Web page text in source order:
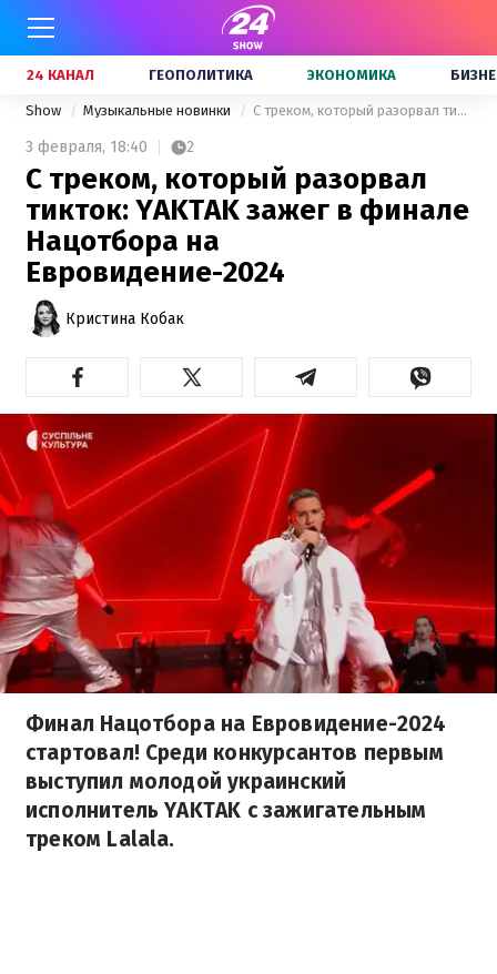
24 КАНАЛ ГЕОПОЛИТИКА ЭКОНОМИКА
Show Музыкальные новинки С треком, который разорвал тикток: YAKTAK зажег в финале Нацотбора на Евровидение-2024
3 февраля, 18:40 2
С треком, который разорвал
тикток: YAKTAK зажег в финале
Нацотбора на
Евровидение-2024
Кристина Кобак
Финал Нацотбора на Евровидение-2024
стартовал! Среди конкурсантов первым
выступил молодой украинский
исполнитель YAKTAK с зажигательным
треком Lalala.